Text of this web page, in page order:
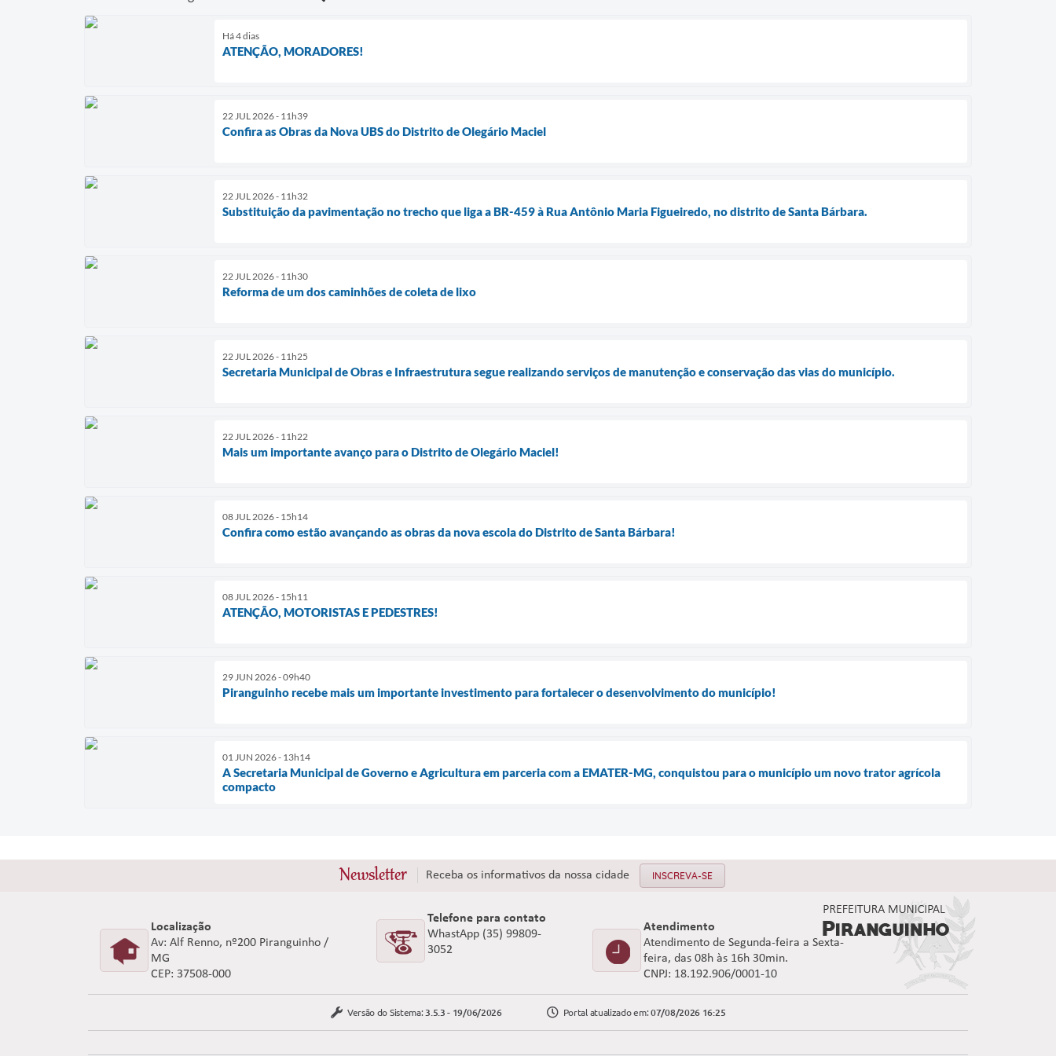
Há 4 dias
ATENÇÃO, MORADORES!
22 JUL 2026 - 11h39
Confira as Obras da Nova UBS do Distrito de Olegário Maciel
22 JUL 2026 - 11h32
Substituição da pavimentação no trecho que liga a BR-459 à Rua Antônio Maria Figueiredo, no distrito de Santa Bárbara.
22 JUL 2026 - 11h30
Reforma de um dos caminhões de coleta de lixo
22 JUL 2026 - 11h25
Secretaria Municipal de Obras e Infraestrutura segue realizando serviços de manutenção e conservação das vias do município.
22 JUL 2026 - 11h22
Mais um importante avanço para o Distrito de Olegário Maciel!
08 JUL 2026 - 15h14
Confira como estão avançando as obras da nova escola do Distrito de Santa Bárbara!
08 JUL 2026 - 15h11
ATENÇÃO, MOTORISTAS E PEDESTRES!
29 JUN 2026 - 09h40
Piranguinho recebe mais um importante investimento para fortalecer o desenvolvimento do município!
01 JUN 2026 - 13h14
A Secretaria Municipal de Governo e Agricultura em parceria com a EMATER-MG, conquistou para o município um novo trator agrícola
compacto
Newsletter Receba os informativos da nossa cidade INSCREVA-SE
Localização
Av: Alf Renno, nº200 Piranguinho /
MG
CEP: 37508-000
Telefone para contato
WhastApp (35) 99809-
3052
Atendimento
Atendimento de Segunda-feira a Sexta-
feira, das 08h às 16h 30min.
CNPJ: 18.192.906/0001-10
Versão do Sistema: 3.5.3 - 19/06/2026 Portal atualizado em:07/08/2026 16:25